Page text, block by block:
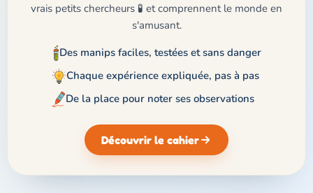
vrais petits chercheurs 🧪 et comprennent le monde en
s'amusant.
Des manips faciles, testées et sans danger
Chaque expérience expliquée, pas à pas
De la place pour noter ses observations
Découvrir le cahier